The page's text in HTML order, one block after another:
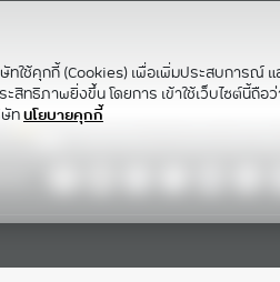
ใช้คุกกี้ (Cookies) เพื่อเพิ่มประสบการณ์
สิทธิภาพยิ่งขึ้น โดยการ เข้าใช้เว็บไซต์นี้ถือ
ทนโยบายคุกกี้